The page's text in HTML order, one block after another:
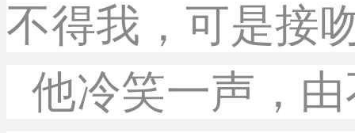
不得我，可是接
他冷笑一声，